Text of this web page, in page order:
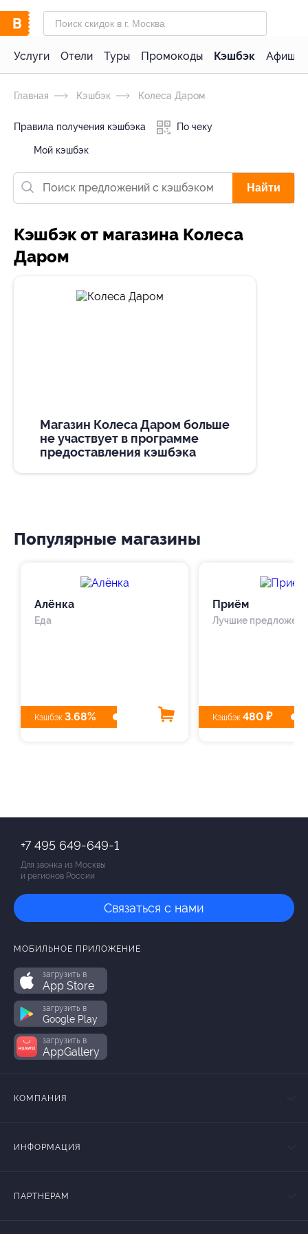
Услуги Отели Туры Промокоды Кэшбэк Афиша
Главная Кэшбэк Колеса Даром
Правила получения кэшбэка По чеку
Мой кэшбэк
Найти
Кэшбэк от магазина Колеса
Даром
Магазин Колеса Даром больше
не участвует в программе
предоставления кэшбэка
Популярные магазины
Алёнка
Еда
Кэшбэк 3.68%
Приём
Лучшие
Кэшбэк 480 ₽
+7 495 649-649-1
Для звонка из Москвы
и регионов России
Связаться с нами
МОБИЛЬНОЕ ПРИЛОЖЕНИЕ
загрузить в
App Store
загрузить в
Google Play
загрузить в
AppGallery
КОМПАНИЯ
ИНФОРМАЦИЯ
ПАРТНЕРАМ